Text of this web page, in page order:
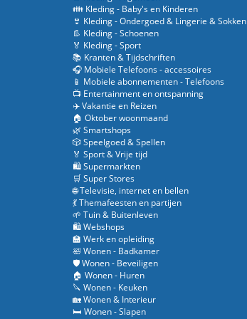
👪 Kleding - Baby's en Kinderen
👙 Kleding - Ondergoed & Lingerie & Sokken
👢 Kleding - Schoenen
🏅 Kleding - Sport
📚 Kranten & Tijdschriften
🎧 Mobiele Telefoons - accessoires
📱 Mobiele abonnementen - Telefoons
📺 Entertainment en ontspanning
✈️ Vakantie en Reizen
🏠 Oktober woonmaand
🌿 Smartshops
🎲 Speelgoed & Spellen
🏅 Sport & Vrije tijd
🛍️ Supermarkten
🛒 Super Stores
🌐 Televisie, internet en bellen
💃 Themafeesten en partijen
🌱 Tuin & Buitenleven
🛍️ Webshops
🏫 Werk en opleiding
🛀 Wonen - Badkamer
🛡️ Wonen - Beveiligen
🏠 Wonen - Huren
🔪 Wonen - Keuken
🏡 Wonen & Interieur
🛏️ Wonen - Slapen